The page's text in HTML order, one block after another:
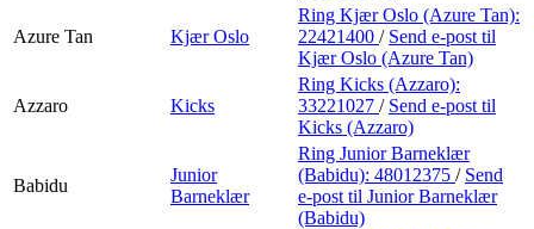
Azure Tan Kjær Oslo
Ring Kjær Oslo (Azure Tan):
22421400 / Send e-post til
Kjær Oslo (Azure Tan)
Azzaro Kicks
Ring Kicks (Azzaro):
33221027 / Send e-post til
Kicks (Azzaro)
Babidu
Junior
Barneklær
Ring Junior Barneklær
(Babidu): 48012375 / Send
e-post til Junior Barneklær
(Babidu)